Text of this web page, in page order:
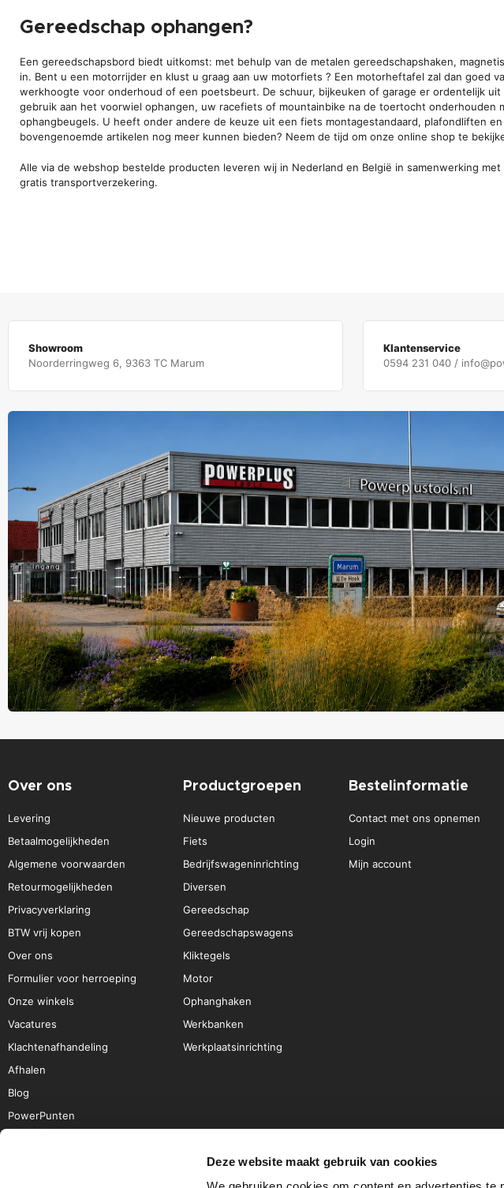
Deze website maakt gebruik van cookies
Gereedschap ophangen?
Een gereedschapsbord biedt uitkomst: met behulp van de metalen gereedschapshaken,
in. Bent u een motorrijder en klust u graag aan uw motorfiets ? Een motorheftafel zal dan
werkhoogte voor onderhoud of een poetsbeurt. De schuur, bijkeuken of garage er ordentelijk
gebruik aan het voorwiel ophangen, uw racefiets of mountainbike na de toertocht
ophangbeugels. U heeft onder andere de keuze uit een fiets montagestandaard, plafondliften
bovengenoemde artikelen nog meer kunnen bieden? Neem de tijd om onze online shop te
Alle via de webshop bestelde producten leveren wij in Nederland en België in samenwerking
gratis transportverzekering.
Showroom
Noorderringweg 6, 9363 TC Marum
Klantenservice
0594 231 040 /
Over ons
Levering
Betaalmogelijkheden
Algemene voorwaarden
Retourmogelijkheden
Privacyverklaring
BTW vrij kopen
Over ons
Formulier voor herroeping
Onze winkels
Vacatures
Klachtenafhandeling
Afhalen
Blog
PowerPunten
Productgroepen
Nieuwe producten
Fiets
Bedrijfswageninrichting
Diversen
Gereedschap
Gereedschapswagens
Kliktegels
Motor
Ophanghaken
Werkbanken
Werkplaatsinrichting
Bestelinformatie
Contact met ons opnemen
Login
Mijn account